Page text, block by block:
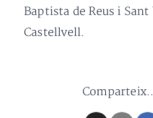
Baptista de Reus i Sant
Castellvell.